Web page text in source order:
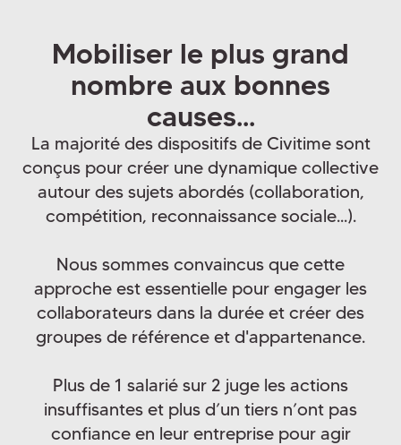
Mobiliser le plus grand
nombre aux bonnes
causes...
La majorité des dispositifs de Civitime sont
conçus pour créer une dynamique collective
autour des sujets abordés (collaboration,
compétition, reconnaissance sociale...).
Nous sommes convaincus que cette
approche est essentielle pour engager les
collaborateurs dans la durée et créer des
groupes de référence et d'appartenance.
Plus de 1 salarié sur 2 juge les actions
insuffisantes et plus d’un tiers n’ont pas
confiance en leur entreprise pour agir